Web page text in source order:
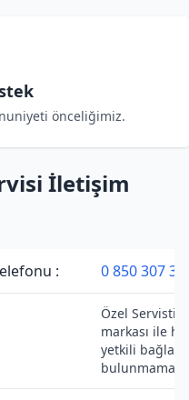
önceliğimiz.
İletişim
: 0 850 307 34
Özel
markası ile
yetkili